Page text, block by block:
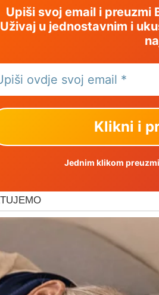
Upiši svoj email i preuzmi
Uživaj u jednostavnim i
Jednim klikom